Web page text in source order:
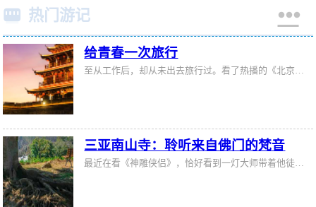
 热门游记 
给青春一次旅行
至从工作后，却从未出去旅行过。看了热播的《北京青年》后，想着也是应该给自己的青春一次旅行了。于是向公司申请了一个星期的假期，决定去一直以来都想去却未去成的地方——三亚。这里的大海、沙滩、椰子…深深的吸引着我，在公司的假条批准下来后，那心情别提有多激动，这次三亚我终于来了！哈哈~这是一次难得的旅行，所以在之前就做好了充分的准备，查好旅游路线、订好往返机票和酒店，以及当地的民族风俗，目的也就是要让
三亚南山寺：聆听来自佛门的梵音
最近在看《神雕侠侣》，恰好看到一灯大师带着他徒弟慈恩与杨过偶遇一同前往绝情谷那一部分。佛门，于无缘之人像是隔了千山万水。慈恩跟随一灯十多年，时常心魔发作，却在悔恨交加，欲杀郭襄的时候，幡然醒悟。他把婴儿交给黄蓉，打算离开，裘千尺嘶喊着二哥，回来，不要走，慈恩停下脚步，呆了会儿，回头道：你叫我回来，我却叫你回来呢！顿悟就在那一瞬间，说不出的奇妙。